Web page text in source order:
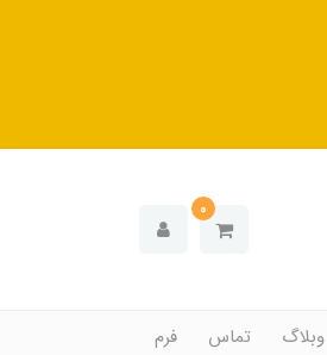
0
وبلاگ
تماس
فرم